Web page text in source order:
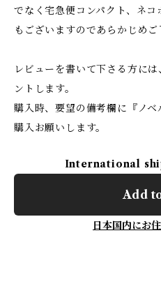
でなく宅急便コンパクト、ネ
もございますのであらかじめご
レビューを書いて下さる方に
ントします。
購入時、要望の備考欄に『ノ
購入お願いします。
International
Add
日本国内にお